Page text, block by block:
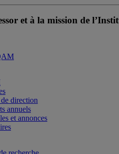
et à la mission de
direction
annuels
et annonces